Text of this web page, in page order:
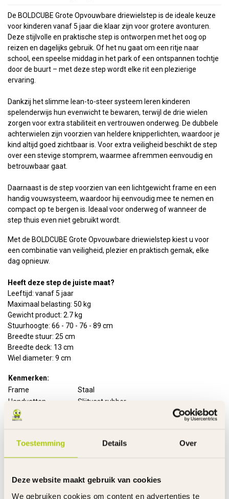
Toestemming Details Over
Deze website maakt gebruik van cookies
We gebruiken cookies om content en advertenties te
De BOLDCUBE Grote Opvouwbare driewielstep is de ideale keuze
voor kinderen vanaf 5 jaar die klaar zijn voor grotere avonturen.
Deze stijlvolle en praktische step is ontworpen met het oog op
reizen en dagelijks gebruik. Of het nu gaat om een ritje naar
school, een speelse middag in het park of een ontspannen tochtje
door de buurt – met deze step wordt elke rit een plezierige
ervaring.
Dankzij het slimme lean-to-steer systeem leren kinderen
spelenderwijs hun evenwicht te bewaren, terwijl de drie wielen
zorgen voor extra stabiliteit en vertrouwen onderweg. De dubbele
achterwielen zijn voorzien van heldere knipperlichten, waardoor je
kind altijd goed zichtbaar is. Voor extra veiligheid beschikt de step
over een stevige stomprem, waarmee afremmen eenvoudig en
betrouwbaar gaat.
Daarnaast is de step voorzien van een lichtgewicht frame en een
handig vouwsysteem, waardoor hij eenvoudig mee te nemen en
compact op te bergen is. Ideaal voor onderweg of wanneer de
step thuis even niet gebruikt wordt.
Met de BOLDCUBE Grote Opvouwbare driewielstep kiest u voor
een combinatie van veiligheid, plezier en praktisch gemak, elke
dag opnieuw.
Heeft deze step de juiste maat?
Leeftijd: vanaf 5 jaar
Maximaal belasting: 50 kg
Gewicht product: 2.7 kg
Stuurhoogte: 66 - 70 - 76 - 89 cm
Breedte stuur: 25 cm
Breedte deck: 13 cm
Wiel diameter: 9 cm
Kenmerken:
Frame
Staal
Handvatten
Slijtvast rubber
Wielmaat
Stuurhoogte
Verstelbaar
Montagetijd
Garantie product
2 Jaar m.u.v. slijtageonderdelen